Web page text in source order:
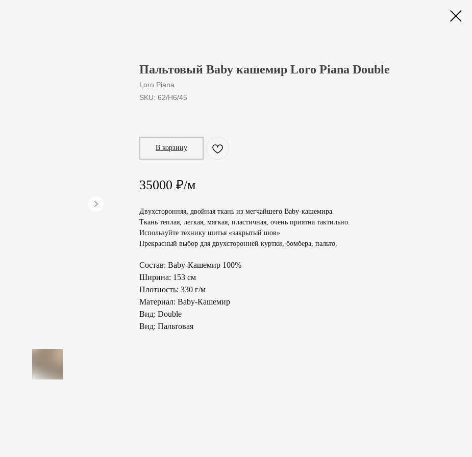
Пальтовый Baby кашемир Loro Piana Double
Loro Piana
SKU: 62/H6/45
В корзину
35000 ₽/м
Двухсторонняя, двойная ткань из мегчайшего Baby-кашемира.
Ткань теплая, легкая, мягкая, пластичная, очень приятна тактильно.
Используйте технику шитья «закрытый шов»
Прекрасный выбор для двухсторонней куртки, бомбера, пальто.
Состав: Baby-Кашемир 100%
Ширина: 153 см
Плотность: 330 г/м
Материал: Baby-Кашемир
Вид: Double
Вид: Пальтовая